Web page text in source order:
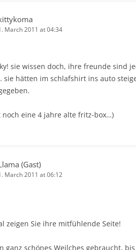
March 2011 at 04:34
sie wissen doch, ihre freunde sind
sie hätten im schlafshirt ins auto
eine 4 jahre alte fritz-box…)
(Gast)
March 2011 at 06:12
zeigen Sie ihre mitfühlende Seite!
ganz schönes Weilches gebraucht,